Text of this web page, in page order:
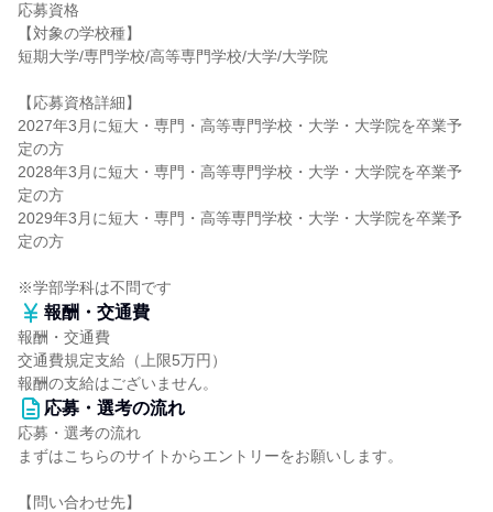
応募資格
【対象の学校種】
短期大学/専門学校/高等専門学校/大学/大学院
【応募資格詳細】
2027年3月に短大・専門・高等専門学校・大学・大学院を卒業予
定の方
2028年3月に短大・専門・高等専門学校・大学・大学院を卒業予
定の方
2029年3月に短大・専門・高等専門学校・大学・大学院を卒業予
定の方
※学部学科は不問です
報酬・交通費
報酬・交通費
交通費規定支給（上限5万円）
報酬の支給はございません。
応募・選考の流れ
応募・選考の流れ
まずはこちらのサイトからエントリーをお願いします。
【問い合わせ先】